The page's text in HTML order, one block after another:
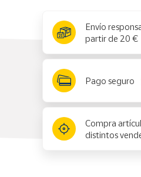
Envío
partir de 20 €
Pago seguro
Compra
distintos